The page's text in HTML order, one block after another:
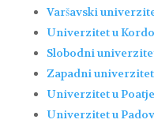
Varšavski
Univerzitet u
Slobodni
Zapadni
Univerzitet u
Univerzitet u